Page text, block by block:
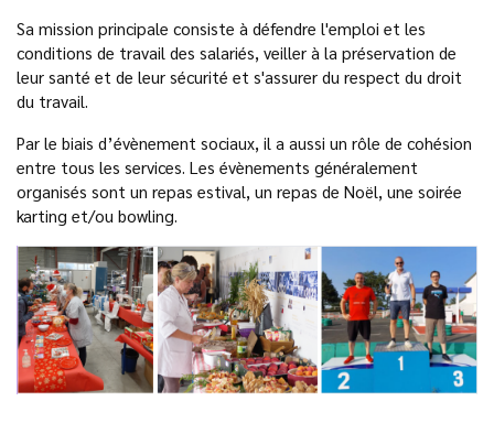
Sa mission principale consiste à défendre l'emploi et les
conditions de travail des salariés, veiller à la préservation de
leur santé et de leur sécurité et s'assurer du respect du droit
du travail.
Par le biais d’évènement sociaux, il a aussi un rôle de cohésion
entre tous les services. Les évènements généralement
organisés sont un repas estival, un repas de Noël, une soirée
karting et/ou bowling.